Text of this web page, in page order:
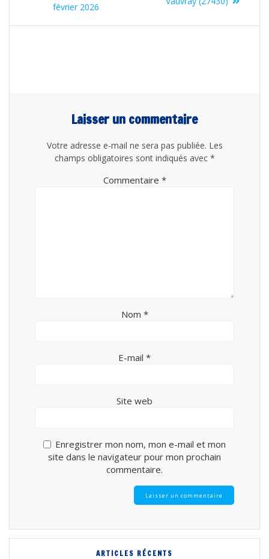
février 2026
Laisser un commentaire
Votre adresse e-mail ne sera pas publiée. Les
champs obligatoires sont indiqués avec *
Commentaire *
Nom *
E-mail *
Site web
Enregistrer mon nom, mon e-mail et mon
site dans le navigateur pour mon prochain
commentaire.
ARTICLES RÉCENTS